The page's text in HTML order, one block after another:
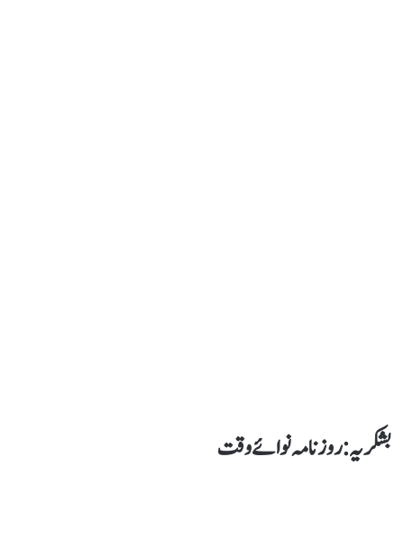
بشکریہ : روزنامہ نوائے وقت